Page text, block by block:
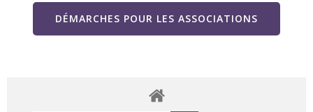
DÉMARCHES POUR LES ASSOCIATIONS